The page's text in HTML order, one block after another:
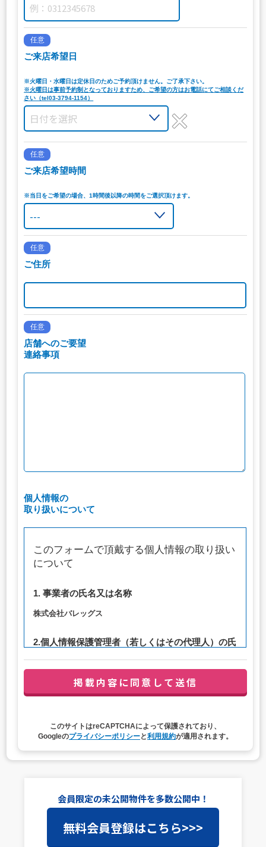
任意
ご来店希望日
※火曜日・水曜日は定休日のためご予約頂けません。ご了承下さい。
※火曜日は事前予約制となっておりますため、ご希望の方はお電話にてご相談くだ
さい（tel03-3794-1154）
任意
ご来店希望時間
※当日をご希望の場合、1時間後以降の時間をご選択頂けます。
任意
ご住所
任意
店舗へのご要望
連絡事項
個人情報の
取り扱いについて
このフォームで頂戴する個人情報の取り扱い
について
1. 事業者の氏名又は名称
株式会社バレッグス
2.個人情報保護管理者（若しくはその代理人）の氏
連絡先：privacy@balleggs.co.jp
（1）お問い合わせ対応（本人への連絡を含む）のため
4. 個人情報取扱いの委託
当社は事業運営上、前項利用目的の範囲に限って個人情報
を外部に委託することがあります。この場合、個人情報保
護水準の高い委託先を選定し、個人情報の適正管理・機密
このサイトはreCAPTCHAによって保護されており、
Googleのプライバシーポリシーと利用規約が適用されます。
会員限定の未公開物件を多数公開中！
無料会員登録はこちら>>>